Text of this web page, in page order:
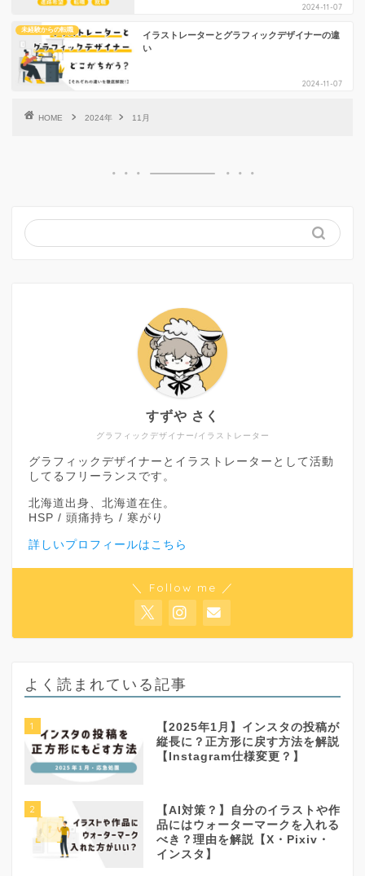
2024-11-07
未経験からの転職
イラストレーターとグラフィックデザイナーの違
い
2024-11-07
HOME 2024年 11月
グラフィックデザイナー/イラストレーター
すずや さく
グラフィックデザイナーとイラストレーターとして活動
してるフリーランスです。
北海道出身、北海道在住。
HSP / 頭痛持ち / 寒がり
詳しいプロフィールはこちら
＼ Follow me ／
よく読まれている記事
1
【2025年1月】インスタの投稿が
縦長に？正方形に戻す方法を解説
【Instagram仕様変更？】
2
【AI対策？】自分のイラストや作
品にはウォーターマークを入れる
べき？理由を解説【X・Pixiv・
インスタ】